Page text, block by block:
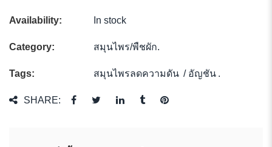
Availability: In stock
Category: สมุนไพร/พืชผัก.
Tags: สมุนไพรลดความดัน / อัญชัน .
SHARE: